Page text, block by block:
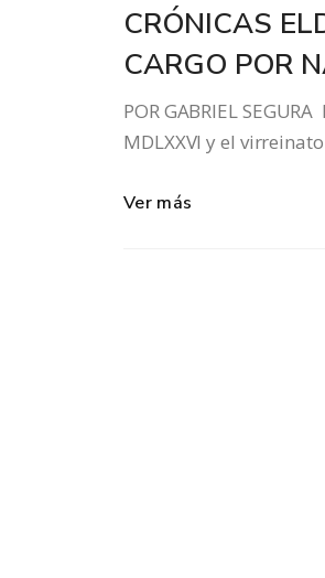
CRÓNICAS
CARGO POR
POR GABRIEL
MDLXXVI y el
Ver más